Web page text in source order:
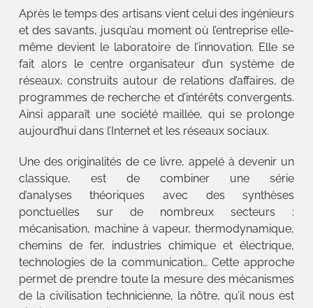
Après le temps des artisans vient celui des ingénieurs
et des savants, jusqu’au moment où l’entreprise elle-
même devient le laboratoire de l’innovation. Elle se
fait alors le centre organisateur d’un système de
réseaux, construits autour de relations d’affaires, de
programmes de recherche et d’intérêts convergents.
Ainsi apparaît une société maillée, qui se prolonge
aujourd’hui dans l’Internet et les réseaux sociaux.
Une des originalités de ce livre, appelé à devenir un
classique, est de combiner une série
d’analyses théoriques avec des synthèses
ponctuelles sur de nombreux secteurs :
mécanisation, machine à vapeur, thermodynamique,
chemins de fer, industries chimique et électrique,
technologies de la communication… Cette approche
permet de prendre toute la mesure des mécanismes
de la civilisation technicienne, la nôtre, qu’il nous est